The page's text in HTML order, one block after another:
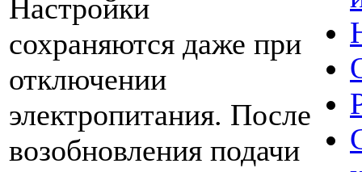
Настройки
сохраняются даже при
отключении
электропитания. После
возобновления подачи